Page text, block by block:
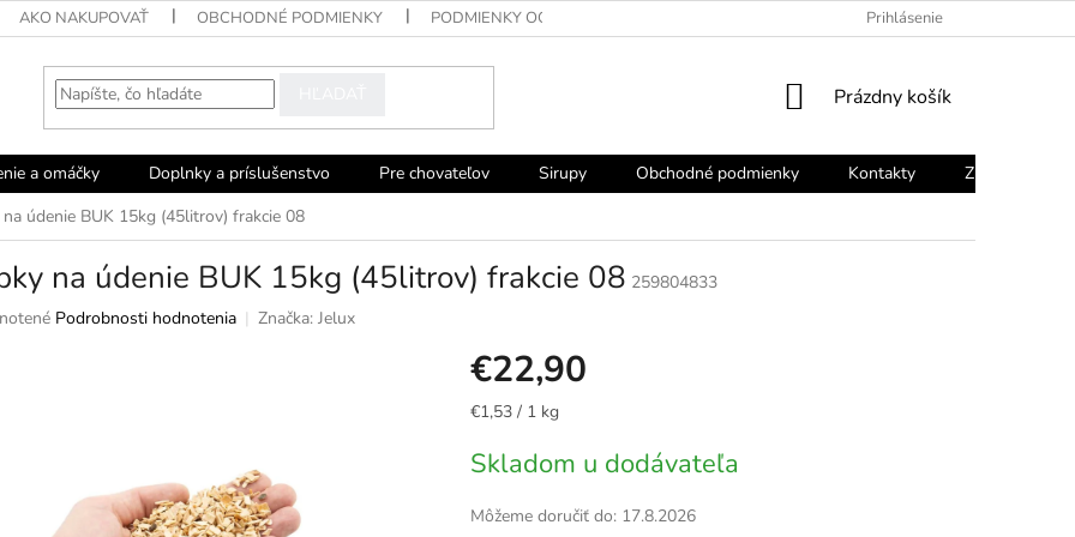
AKO NAKUPOVAŤ OBCHODNÉ PODMIENKY PODMIENKY OCHRANY OSOBNÝCH ÚDAJOV Prihlásenie
NÁKUPNÝ
Prázdny košík
a omáčky Doplnky a príslušenstvo Pre chovateľov Sirupy Obchodné podmienky Kontakty
Značky
údenie BUK 15kg (45litrov) frakcie 08
na údenie BUK 15kg (45litrov) frakcie 08 259804833
Podrobnosti hodnotenia Značka: Jelux
€22,90
Jednotková
€1,53 / 1 kg
Skladom u dodávateľa
Môžeme doručiť do: 17.8.2026